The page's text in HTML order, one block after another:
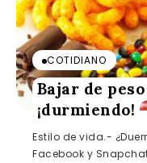
COTIDIANO
Bajar de
¡durmiendo!
Estilo de vida.-
Facebook y